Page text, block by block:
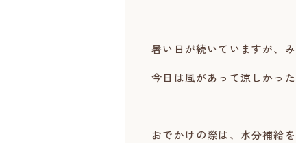
暑い日が続いていますが、
今日は風があって涼しかっ
おでかけの際は、水分補給